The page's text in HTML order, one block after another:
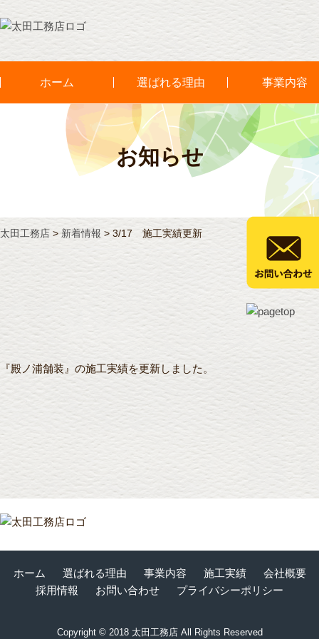
ホーム 選ばれる理由 事業内容
お知らせ
太田工務店 >新着情報 > 3/17 施工実績更新
『殿ノ浦舗装』の施工実績を更新しました。
ホーム 選ばれる理由 事業内容 施工実績
会社概要
採用情報
お問い合わせ プライバシーポリシー
Copyright © 2018 太田工務店 All Rights Reserved